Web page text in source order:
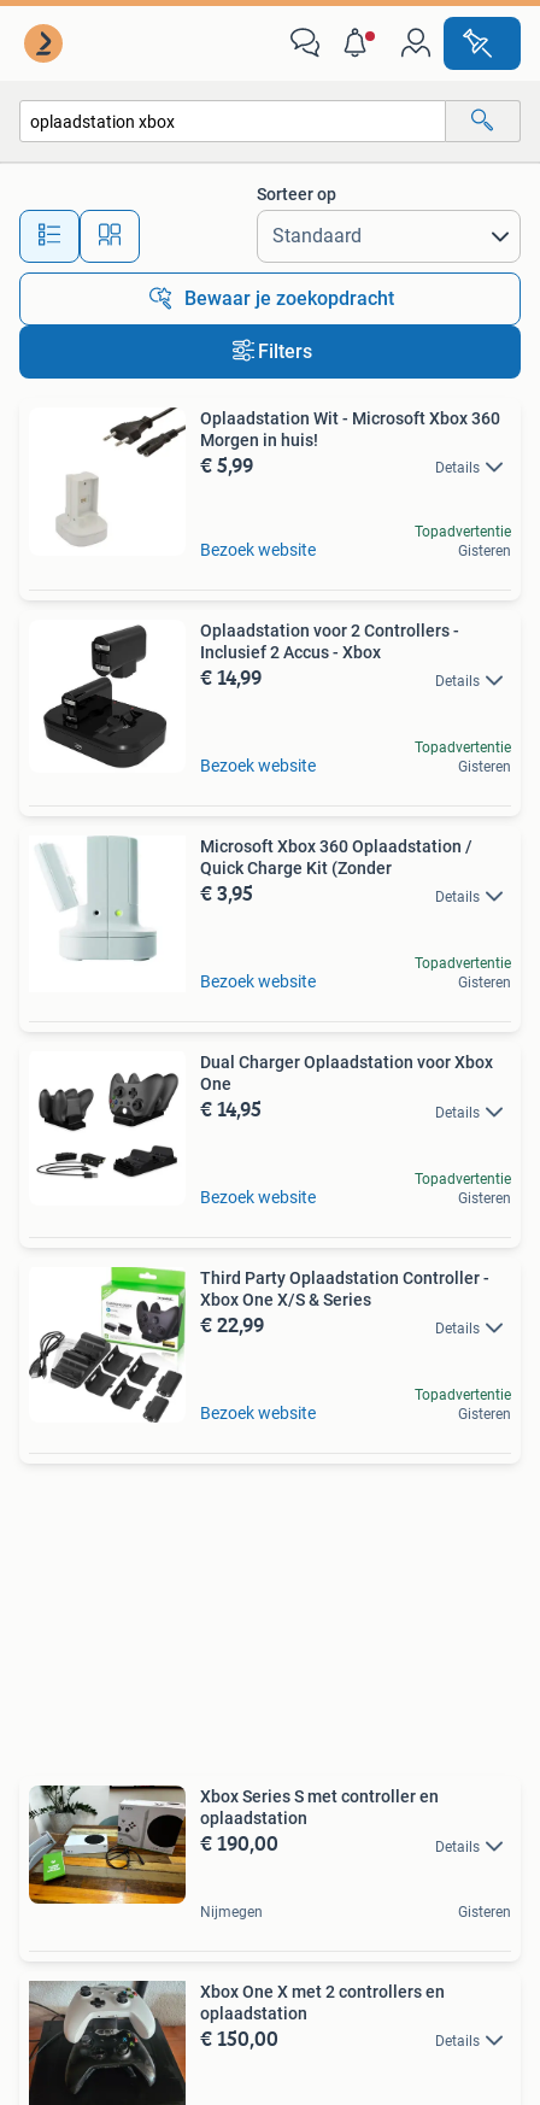
Alle afstanden…
Sorteer op
Bewaar je zoekopdracht
Filters
Oplaadstation Wit - Microsoft Xbox 360
Morgen in huis!
€ 5,99 Details
Bezoek website
Topadvertentie
Gisteren
Oplaadstation voor 2 Controllers -
Inclusief 2 Accus - Xbox
€ 14,99 Details
Bezoek website
Topadvertentie
Gisteren
Microsoft Xbox 360 Oplaadstation /
Quick Charge Kit (Zonder
€ 3,95 Details
Bezoek website
Topadvertentie
Gisteren
Dual Charger Oplaadstation voor Xbox
One
€ 14,95 Details
Bezoek website
Topadvertentie
Gisteren
Third Party Oplaadstation Controller -
Xbox One X/S & Series
€ 22,99 Details
Bezoek website
Topadvertentie
Gisteren
Xbox Series S met controller en
oplaadstation
€ 190,00 Details
Nijmegen Gisteren
Xbox One X met 2 controllers en
oplaadstation
€ 150,00 Details